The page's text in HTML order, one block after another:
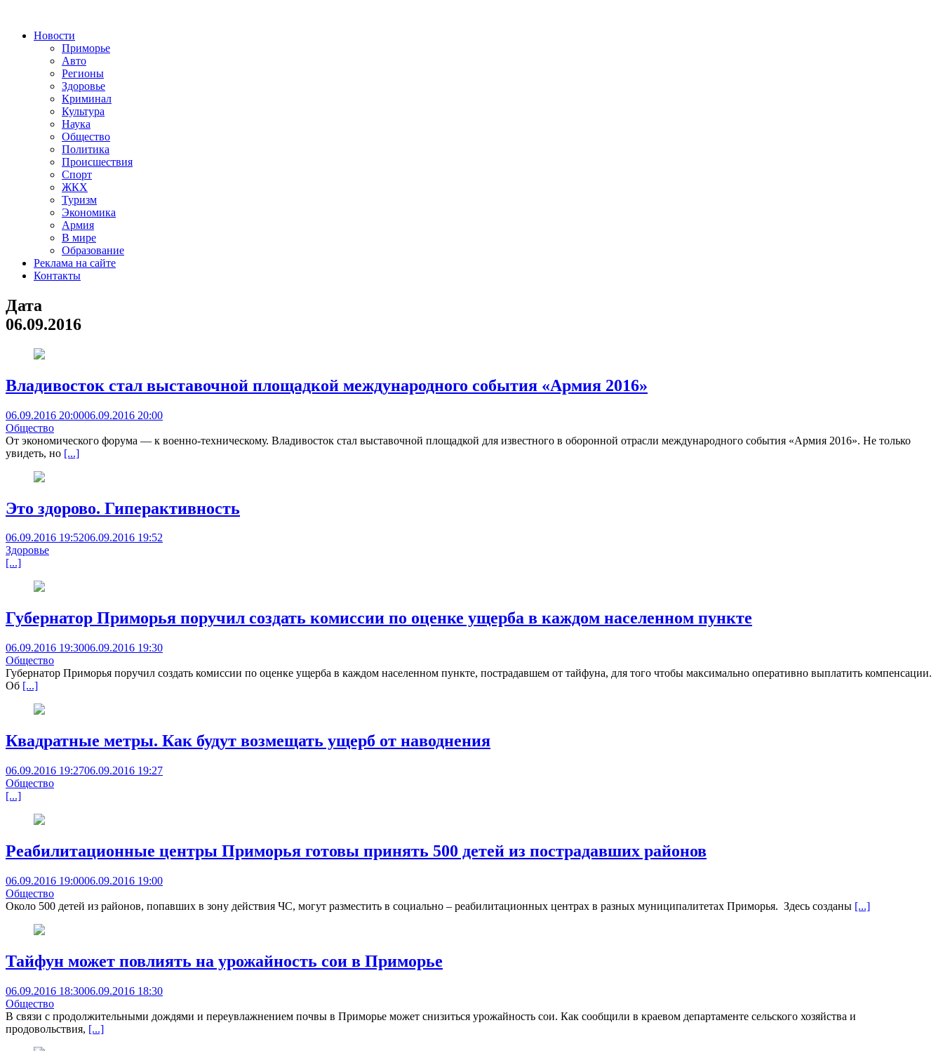
Новости
Приморье
Авто
Регионы
Здоровье
Криминал
Культура
Наука
Общество
Политика
Происшествия
Спорт
ЖКХ
Туризм
Экономика
Армия
В мире
Образование
Реклама на сайте
Контакты
Дата
06.09.2016
Владивосток стал выставочной площадкой международного события «Армия 2016»
06.09.2016 20:0006.09.2016 20:00
Общество
От экономического форума — к военно-техническому. Владивосток стал выставочной площадкой для известного в оборонной отрасли международного события «Армия 2016». Не только
увидеть, но [...]
Это здорово. Гиперактивность
06.09.2016 19:5206.09.2016 19:52
Здоровье
[...]
Губернатор Приморья поручил создать комиссии по оценке ущерба в каждом населенном пункте
06.09.2016 19:3006.09.2016 19:30
Общество
Губернатор Приморья поручил создать комиссии по оценке ущерба в каждом населенном пункте, пострадавшем от тайфуна, для того чтобы максимально оперативно выплатить компенсации.
Об [...]
Квадратные метры. Как будут возмещать ущерб от наводнения
06.09.2016 19:2706.09.2016 19:27
Общество
[...]
Реабилитационные центры Приморья готовы принять 500 детей из пострадавших районов
06.09.2016 19:0006.09.2016 19:00
Общество
Около 500 детей из районов, попавших в зону действия ЧС, могут разместить в социально – реабилитационных центрах в разных муниципалитетах Приморья. Здесь созданы [...]
Тайфун может повлиять на урожайность сои в Приморье
06.09.2016 18:3006.09.2016 18:30
Общество
В связи с продолжительными дождями и переувлажнением почвы в Приморье может снизиться урожайность сои. Как сообщили в краевом департаменте сельского хозяйства и
продовольствия, [...]